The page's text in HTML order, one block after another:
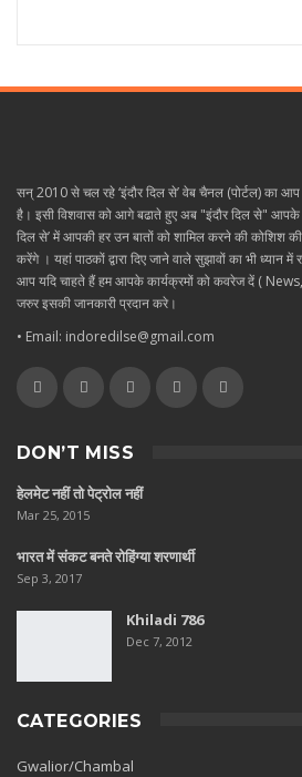
सन् 2010 से चल रहे ‘इंदौर दिल से’ वेब चैनल (पोर्टल) का आप
है। इसी विशवास को आगे बढाते हुए अब "इंदौर दिल से" आपके
दिल से’ में आपकी हर उन बातों को शामिल करने की कोशिश
करेंगे । यहां पाठकों द्वारा दिए जाने वाले सुझावों का भी
आप यदि चाहते हैं हम आपके कार्यक्रमों को कवरेज दें (
जरुर इसकी जानकारी प्रदान करे।
• Email: indoredilse@gmail.com
DON’T MISS
हेलमेट नहीं तो पेट्रोल नहीं
Mar 25, 2015
भारत में संकट बनते रोहिंग्या शरणार्थी
Sep 3, 2017
Khiladi 786
Dec 7, 2012
CATEGORIES
Gwalior/Chambal